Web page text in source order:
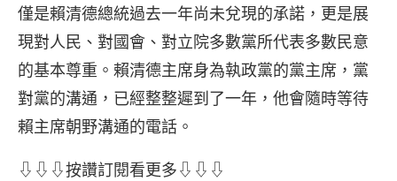
僅是賴清德總統過去一年尚未兌現的承諾，更是展
現對人民、對國會、對立院多數黨所代表多數民意
的基本尊重。賴清德主席身為執政黨的黨主席，黨
對黨的溝通，已經整整遲到了一年，他會隨時等待
賴主席朝野溝通的電話。
⇩⇩⇩按讚訂閱看更多⇩⇩⇩